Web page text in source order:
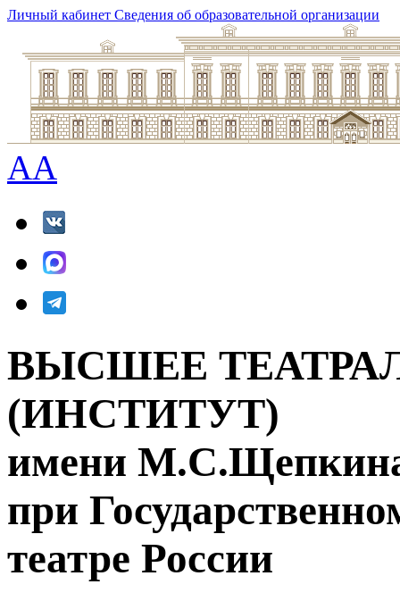
Личный кабинет Сведения об образовательной организации
AA
ВЫСШЕЕ
(ИНСТИТУТ)
имени
при
театре России